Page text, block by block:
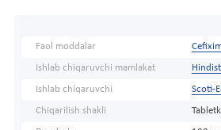
Faol moddalar
Ishlab chiqaruvchi mamlakat
Ishlab chiqaruvchi Scoti-
Chiqarilish shakli